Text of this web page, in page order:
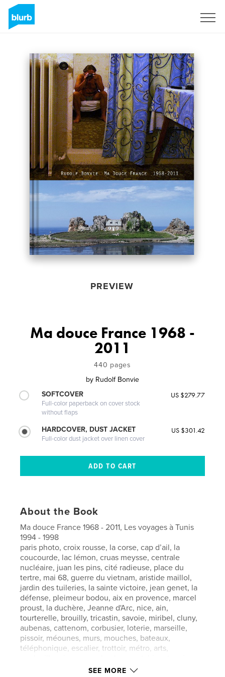
PREVIEW
Ma douce France 1968 -
2011
440 pages
by Rudolf Bonvie
SOFTCOVER
Full-color paperback on cover stock
without flaps
US $279.77
HARDCOVER, DUST JACKET
Full-color dust jacket over linen cover
US $301.42
About the Book
Ma douce France 1968 - 2011, Les voyages à Tunis
1994 - 1998
paris photo, croix rousse, la corse, cap d’ail, la
coucourde, lac lémon, cruas meysse, centrale
nucléaire, juan les pins, cité radieuse, place du
tertre, mai 68, guerre du vietnam, aristide maillol,
jardin des tuileries, la sainte victoire, jean genet, la
défense, pleimeur bodou, aix en provence, marcel
proust, la duchère, Jeanne d'Arc, nice, ain,
tourterelle, brouilly, tricastin, savoie, miribel, cluny,
aubenas, cattenom, corbusier, loterie, marseille,
pissoir, méounes, murs, mouches, bateaux,
téléphonique, escalier, trottoir, métro, arts,
cigare, boules, euromissiles, convocation,
SEE MORE